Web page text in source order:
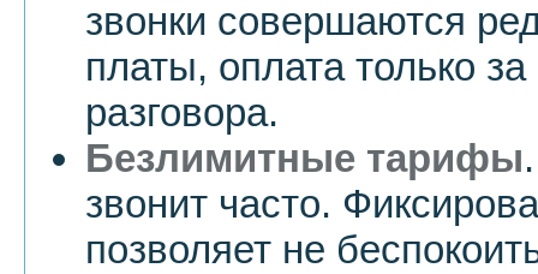
звонки совершаются
платы, оплата только
разговора.
Безлимитные тарифы
звонит часто.
позволяет не